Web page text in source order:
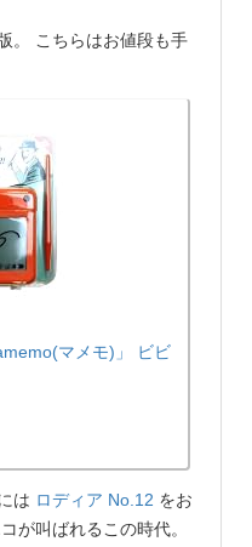
。 こちらはお値段も手
マメモ)」 ビビ
は ロディア No.12 をお
が叫ばれるこの時代。